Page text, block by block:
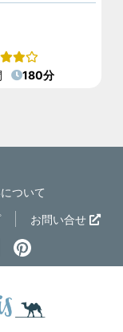
180分
ついて
お問い合せ
ページの先